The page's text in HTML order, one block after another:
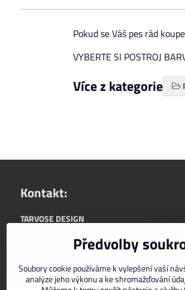
Pokud se Váš pes rád
VYBERTE SI POSTROJ
Více z kategorie
Kontakt:
TARVOSE DESIGN
+420722588565
info@tarvose.com
Předvolby
Soubory cookie používáme k vylepšení vaší
analýze jeho výkonu a ke shromažďování